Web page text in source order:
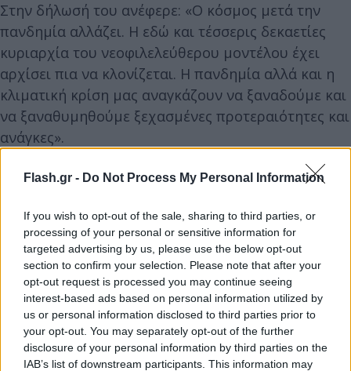
Flash.gr - Do Not Process My Personal Information
If you wish to opt-out of the sale, sharing to third parties, or
processing of your personal or sensitive information for
targeted advertising by us, please use the below opt-out
section to confirm your selection. Please note that after your
opt-out request is processed you may continue seeing
interest-based ads based on personal information utilized by
us or personal information disclosed to third parties prior to
your opt-out. You may separately opt-out of the further
disclosure of your personal information by third parties on the
IAB’s list of downstream participants. This information may
Στην δήλωσή του ανέφερε: «Ο κόσμος μετά την
πανδημία αλλάζει. Η εδώ και τέσσερις δεκαετίες
κυριαρχία του νεοφιλελεύθερου μοντέλου έχει
αρχίσει πια να κλονίζεται. Η πανδημία αλλά και η
κλιματική κρίση μας αναγκάζουν να ξαναδούμε και
να ξαναθυμηθούμε ξεχασμένες προτεραιότητες και
ανάγκες».
Ακολούθως υπογράμμισε «την ανάγκη πάνω από
και δυνατά, ισχυρά συστήματα Υγείας και
κοινωνικής Πρόνοιας. Την ανάγκη να
αντιμετωπίσουμε την κλιματική κρίση που απειλεί
να καταστρέψει τον πλανήτη. Την ανάγκη να
αντιμετωπίσουμε τη διάρρηξη της κοινωνικής
συνοχής που έχει επιφέρει η ραγδαία όξυνση των
ανισοτήτων τα τελευταία χρόνια».